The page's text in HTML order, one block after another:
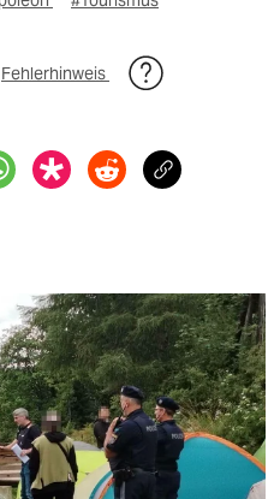
Fehlerhinweis